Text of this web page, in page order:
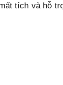
tích và hỗ